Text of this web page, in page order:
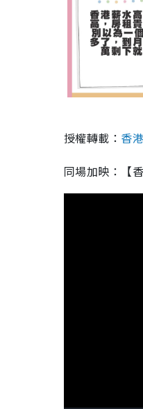
授權轉載： 香
同場加映：【